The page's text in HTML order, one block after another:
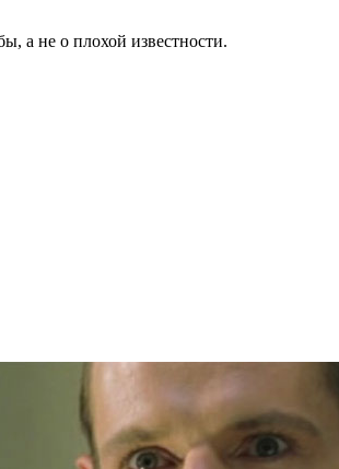
а не о плохой известности.